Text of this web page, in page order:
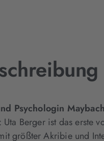
Psychologin
Berger ist das
größter Akribie und